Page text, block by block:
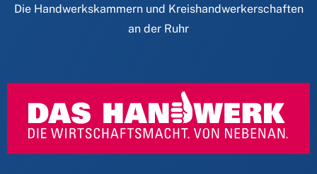
Die Handwerkskammern und Kreishandwerkerschaften
an der Ruhr